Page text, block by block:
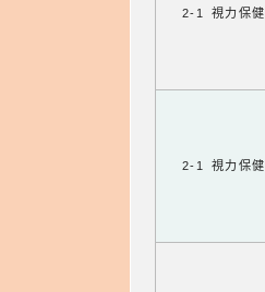
2-1 視力保健
2-1 視力保健